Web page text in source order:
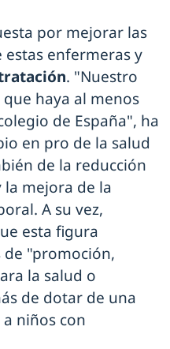
por mejorar las
enfermeras y
. "Nuestro
haya al menos
de España", ha
en pro de la salud
de la reducción
la mejora de la
A su vez,
esta figura
de "promoción,
la salud o
de dotar de una
niños con